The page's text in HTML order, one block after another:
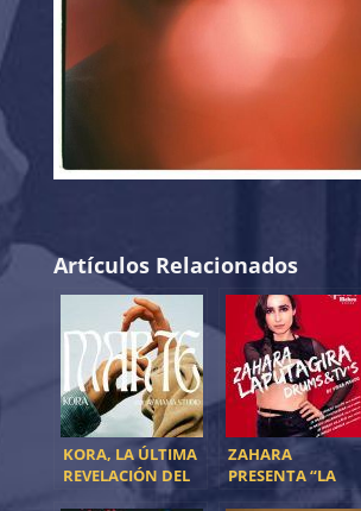
Artículos Relacionados
KORA, LA ÚLTIMA
REVELACIÓN DEL
ZAHARA
PRESENTA “LA
PUTA